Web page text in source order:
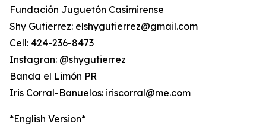
Fundación Juguetón Casimirense
Shy Gutierrez: elshygutierrez@gmail.com
Cell: 424-236-8473
Instagran: @shygutierrez
Banda el Limón PR
Iris Corral-Banuelos: iriscorral@me.com
*English Version*